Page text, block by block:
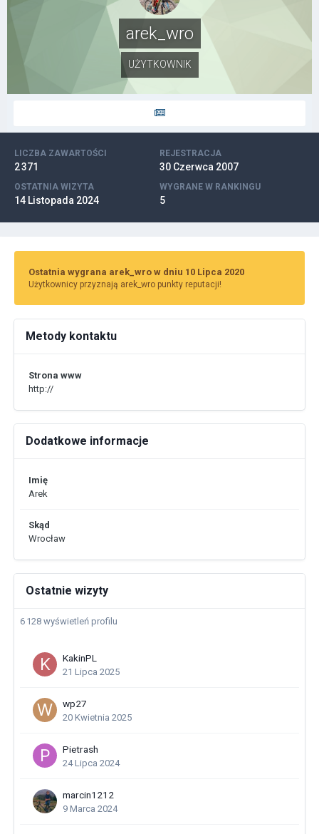
arek_wro
UŻYTKOWNIK
LICZBA ZAWARTOŚCI
2 371
REJESTRACJA
30 Czerwca 2007
OSTATNIA WIZYTA
14 Listopada 2024
WYGRANE W RANKINGU
5
Ostatnia wygrana arek_wro w dniu 10 Lipca 2020
Użytkownicy przyznają arek_wro punkty reputacji!
Metody kontaktu
Strona www
http://
Dodatkowe informacje
Imię
Arek
Skąd
Wrocław
Ostatnie wizyty
6 128 wyświetleń profilu
KakinPL
21 Lipca 2025
wp27
20 Kwietnia 2025
Pietrash
24 Lipca 2024
marcin1212
9 Marca 2024